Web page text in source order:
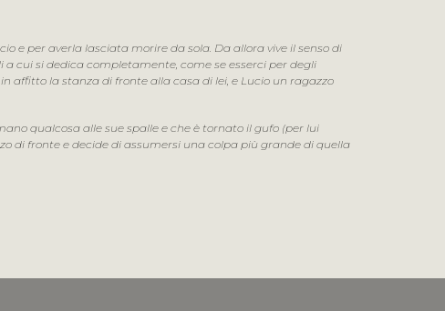
e per averla lasciata morire da sola. Da allora vive il senso di
a cui si dedica completamente, come se esserci per degli
affitto la stanza di fronte alla casa di lei, e Lucio un ragazzo
qualcosa alle sue spalle e che è tornato il gufo (per lui
di fronte e decide di assumersi una colpa più grande di quella